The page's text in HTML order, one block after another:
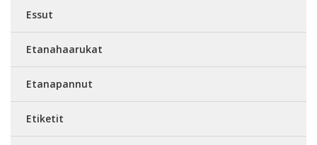
Essut
Etanahaarukat
Etanapannut
Etiketit